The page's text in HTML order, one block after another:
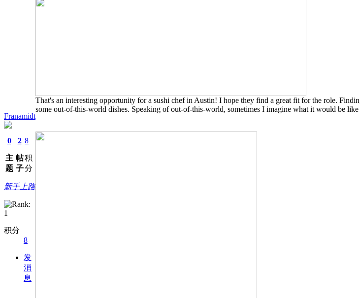
Franamidt
0
主
题
2
帖
子
8
积
分
新手上路
积分
8
发
消
息
That's an interesting opportunity for a sushi chef in Austin! I hope they find a great fit for the role.
some out-of-this-world dishes. Speaking of out-of-this-world, sometimes I imagine what it would be